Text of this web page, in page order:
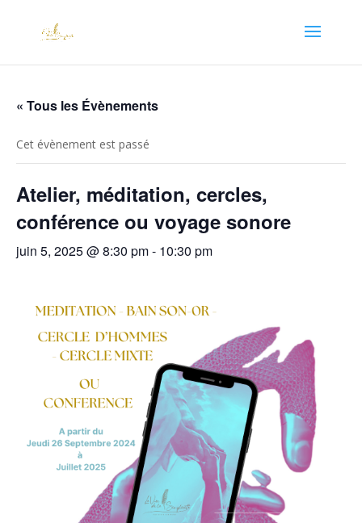
« Tous les Évènements
Cet évènement est passé
Atelier, méditation, cercles,
conférence ou voyage sonore
juin 5, 2025 @ 8:30 pm- 10:30 pm